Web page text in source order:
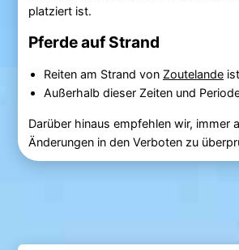
platziert ist.
Pferde auf Strand
Reiten am Strand von Zoutelandeist
Außerhalb dieser Zeiten und
Darüber hinaus empfehlen wir, immer
Änderungen in den Verboten zu